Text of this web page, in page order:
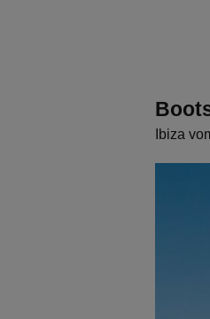
Ibiza